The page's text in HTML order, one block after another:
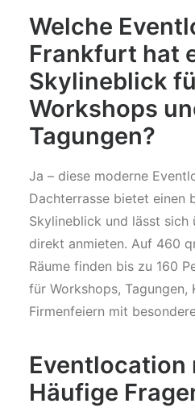
Welche
Frankfurt hat
Skylineblick
Workshops
Tagungen?
Ja – diese moderne
Dachterrasse bietet einen
Skylineblick und lässt sich
direkt anmieten. Auf 460
Räume finden bis zu 160
für Workshops, Tagungen,
Firmenfeiern mit
Eventlocation
Häufige